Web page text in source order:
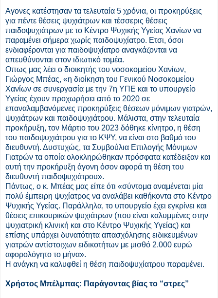
Αγονες κατέστησαν τα τελευταία 5 χρόνια, οι προκηρύξεις
για πέντε θέσεις ψυχιάτρων και τέσσερις θέσεις
παιδοψυχιάτρων με το Κέντρο Ψυχικής Υγείας Χανίων να
παραμένει σήμερα χωρίς παιδοψυχίατρο. Ετσι, όσοι
ενδιαφέρονται για παιδοψυχίατρο αναγκάζονται να
απευθύνονται στον ιδιωτικό τομέα.
Οπως μας λέει ο διοικητής του νοσοκομείου Χανίων,
Γιώργος Μπέας, «η διοίκηση του Γενικού Νοσοκομείου
Χανίων σε συνεργασία με την 7η ΥΠΕ και το υπουργείο
Υγείας έχουν προχωρήσει από το 2020 σε
επαναλαμβανόμενες προκηρύξεις θέσεων μόνιμων γιατρών,
ψυχιάτρων και παιδοψυχιάτρου. Μάλιστα, στην τελευταία
προκήρυξη, τον Μάρτιο του 2023 δόθηκε κίνητρο, η θέση
του παιδοψυχιάτρου για το ΚΨΥ, να είναι στο βαθμό του
διευθυντή. Δυστυχώς, τα Συμβούλια Επιλογής Μόνιμων
Γιατρών τα οποία ολοκληρώθηκαν πρόσφατα κατέδειξαν και
αυτή την προκήρυξη άγονη όσον αφορά τη θέση του
διευθυντή παιδοψυχιάτρου».
Πάντως, ο κ. Μπέας μας είπε ότι «σύντομα αναμένεται μία
πολύ έμπειρη ψυχίατρος να αναλάβει καθήκοντα στο Κέντρο
Ψυχικής Υγείας. Παράλληλα, το υπουργείο έχει εγκρίνει και
θέσεις επικουρικών ψυχιάτρων (που είναι καλυμμένες στην
ψυχιατρική κλινική και στο Κέντρο Ψυχικής Υγείας) και
επίσης υπάρχει δυνατότητα απασχόλησης ειδικευμένων
γιατρών αντίστοιχων ειδικοτήτων με μισθό 2.000 ευρώ
αφορολόγητο το μήνα».
Η ανάγκη να καλυφθεί η θέση παιδοψυχίατρου παραμένει.
Χρήστος Μπέλμπας: Παράγοντας βίας το “στρες”